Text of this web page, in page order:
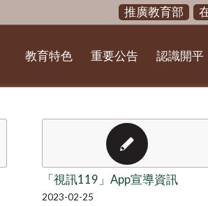
推廣教育部
教育特色 重要公告 認識開平
「視訊119」App宣導資訊
2023-02-25